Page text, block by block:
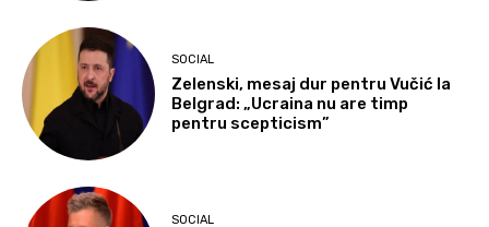
SOCIAL
Zelenski, mesaj dur pentru Vučić la
Belgrad: „Ucraina nu are timp
pentru scepticism”
SOCIAL